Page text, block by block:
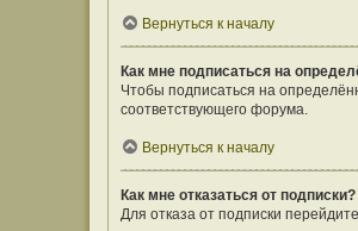
Вернуться к началу
Как мне подписаться на
Чтобы подписаться на
соответствующего форума.
Вернуться к началу
Как мне отказаться от подписки?
Для отказа от подписки